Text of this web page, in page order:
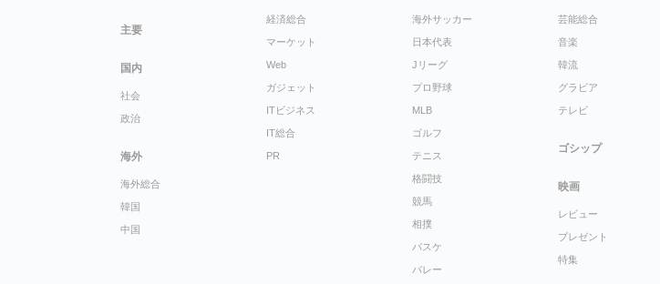
主要
国内
社会
政治
海外
海外総合
韓国
中国
経済総合
マーケット
Web
ガジェット
ITビジネス
IT総合
PR
海外サッカー
日本代表
Jリーグ
プロ野球
MLB
ゴルフ
テニス
格闘技
競馬
相撲
バスケ
バレー
芸能総合
音楽
韓流
グラビア
テレビ
ゴシップ
映画
レビュー
プレゼント
特集